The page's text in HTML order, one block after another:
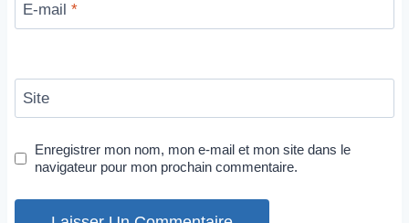
E-mail *
Site
Enregistrer mon nom, mon e-mail et mon site dans le
navigateur pour mon prochain commentaire.